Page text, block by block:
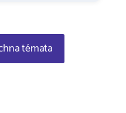
témata